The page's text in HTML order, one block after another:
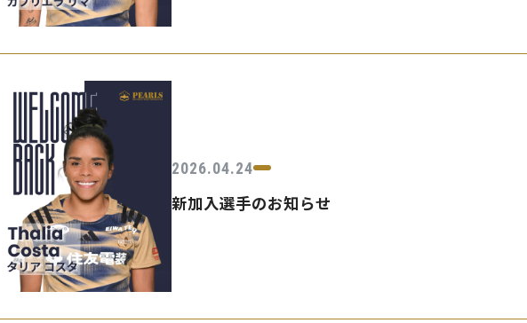
2026.04.24
新加入選手のお知らせ